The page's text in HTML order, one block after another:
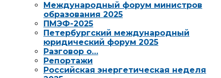
Международный форум министров
образования 2025
ПМЭФ-2025
Петербургский международный
юридический форум 2025
Разговор о…
Репортажи
Российская энергетическая неделя